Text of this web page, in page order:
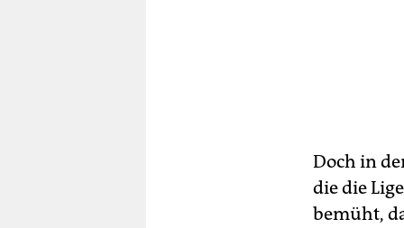
Doch in
die die
bemüht,